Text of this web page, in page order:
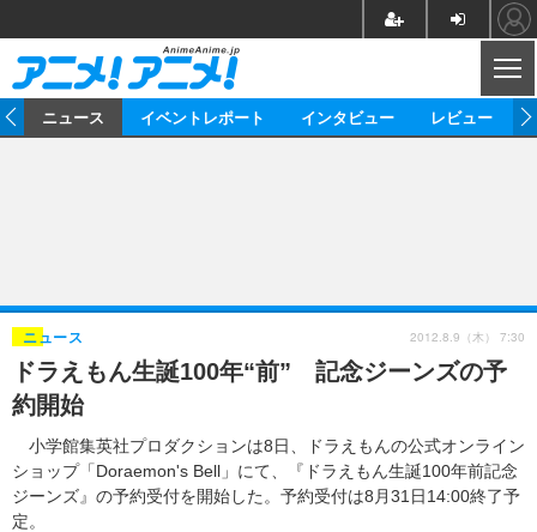
ゲーム グッズ
海外イベント ビジネス
俳優・タレント アーティスト
アニメ 実写
ゲーム 座談会
動画
アニメ！アニメ！TV ABEMA Cafe
ニュース イベントレポート インタビュー レビュー
ドラえもん生誕100年“前” 記念ジーンズの予
約開始
小学館集英社プロダクションは8日、ドラえもんの公式オンライン
ショップ「Doraemon's Bell」にて、『ドラえもん生誕100年前記念
ジーンズ』の予約受付を開始した。予約受付は8月31日14:00終了予
定。
ニュース 2012.8.9（木） 7:30